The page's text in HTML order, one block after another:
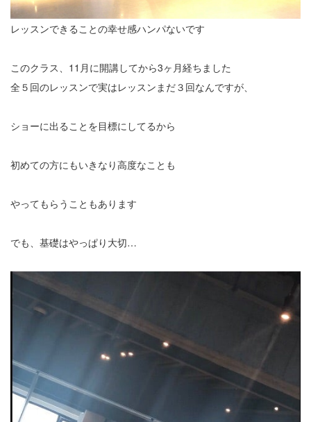
レッスンできることの幸せ感ハンパないです
このクラス、11月に開講してから3ヶ月経ちました
全５回のレッスンで実はレッスンまだ３回なんですが、
ショーに出ることを目標にしてるから
初めての方にもいきなり高度なことも
やってもらうこともあります
でも、基礎はやっぱり大切…